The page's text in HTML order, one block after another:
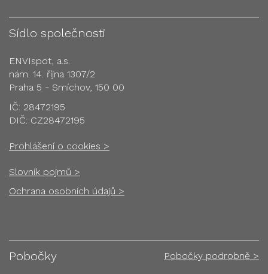
Sídlo společnosti
ENVIspot, a.s.
nám. 14. října 1307/2
Praha 5 - Smíchov, 150 00
IČ: 28472195
DIČ: CZ28472195
Prohlášení o cookies >
Slovník pojmů >
Ochrana osobních údajů >
Pobočky Pobočky podrobně >